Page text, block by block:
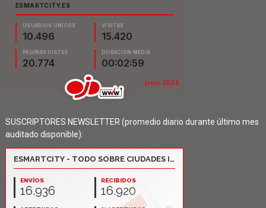
SUSCRIPTORES NEWSLETTER (promedio diario durante último mes
auditado disponible):